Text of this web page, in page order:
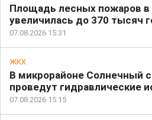
Площадь лесных пожаров в
увеличилась до 370 тысяч
07.08.2026 15:31
ЖКХ
В микрорайоне Солнечный с
проведут гидравлические
07.08.2026 15:15